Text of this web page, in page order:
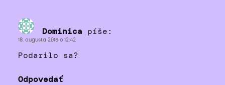
Dominica píše:
18. augusta 2015 o 12:42
Podarilo sa?
Odpovedať